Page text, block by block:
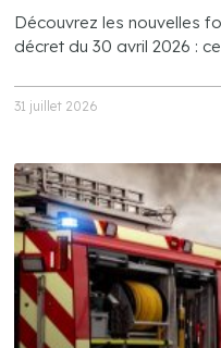
Découvrez les nouvelles
décret du 30 avril 2026 :
31 juillet 2026